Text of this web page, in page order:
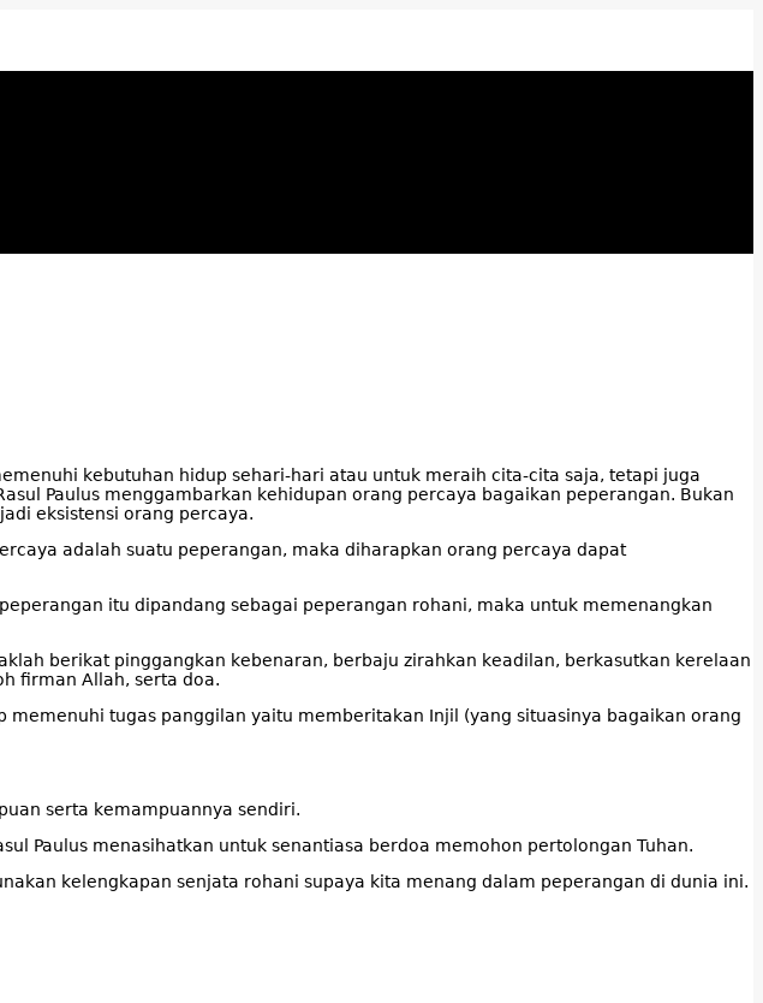
kebutuhan hidup sehari-hari atau untuk meraih cita-cita saja, tetapi juga
Paulus menggambarkan kehidupan orang percaya bagaikan peperangan. Bukan
eksistensi orang percaya.
adalah suatu peperangan, maka diharapkan orang percaya dapat
itu dipandang sebagai peperangan rohani, maka untuk memenangkan
berikat pinggangkan kebenaran, berbaju zirahkan keadilan, berkasutkan kerelaan
firman Allah, serta doa.
tugas panggilan yaitu memberitakan Injil (yang situasinya bagaikan orang
serta kemampuannya sendiri.
Paulus menasihatkan untuk senantiasa berdoa memohon pertolongan Tuhan.
kelengkapan senjata rohani supaya kita menang dalam peperangan di dunia ini.